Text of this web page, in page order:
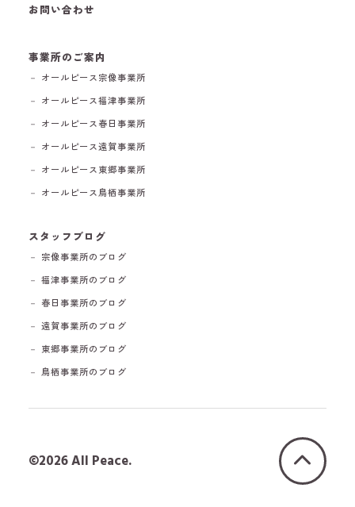
お問い合わせ
事業所のご案内
－ オールピース宗像事業所
－ オールピース福津事業所
－ オールピース春日事業所
－ オールピース遠賀事業所
－ オールピース東郷事業所
－ オールピース鳥栖事業所
スタッフブログ
－ 宗像事業所のブログ
－ 福津事業所のブログ
－ 春日事業所のブログ
－ 遠賀事業所のブログ
－ 東郷事業所のブログ
－ 鳥栖事業所のブログ
©2026 All Peace.